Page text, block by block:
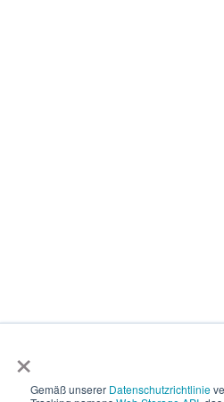
×
Gemäß unserer Datenschutzrichtlinie